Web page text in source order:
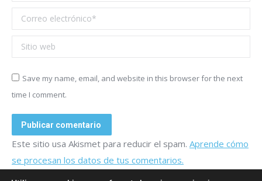
Correo electrónico *
Sitio web
Save my name, email, and website in this browser for the next
time I comment.
Publicar comentario
Este sitio usa Akismet para reducir el spam. Aprende cómo
se procesan los datos de tus comentarios.